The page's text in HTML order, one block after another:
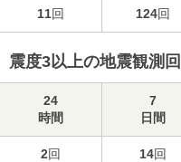
11回 124回
震度3以上の地震観測
24
時間
7
日間
2回 14回